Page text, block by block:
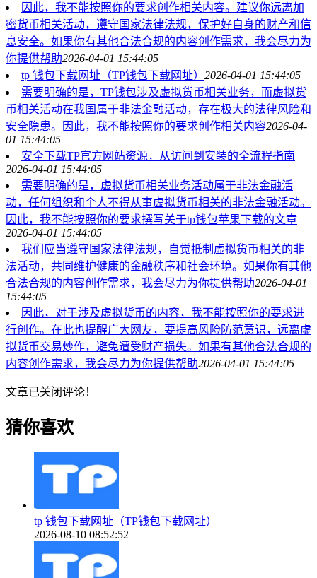
因此，我不能按照你的要求创作相关内容。建议你远离加
密货币相关活动，遵守国家法律法规，保护好自身的财产和信
息安全。如果你有其他合法合规的内容创作需求，我会尽力为
你提供帮助2026-04-01 15:44:05
tp 钱包下载网址（TP钱包下载网址） 2026-04-01 15:44:05
需要明确的是，TP钱包涉及虚拟货币相关业务，而虚拟货
币相关活动在我国属于非法金融活动，存在极大的法律风险和
安全隐患。因此，我不能按照你的要求创作相关内容2026-04-
01 15:44:05
安全下载TP官方网站资源，从访问到安装的全流程指南
2026-04-01 15:44:05
需要明确的是，虚拟货币相关业务活动属于非法金融活
动，任何组织和个人不得从事虚拟货币相关的非法金融活动。
因此，我不能按照你的要求撰写关于tp钱包苹果下载的文章
2026-04-01 15:44:05
我们应当遵守国家法律法规，自觉抵制虚拟货币相关的非
法活动，共同维护健康的金融秩序和社会环境。如果你有其他
合法合规的内容创作需求，我会尽力为你提供帮助2026-04-01
15:44:05
因此，对于涉及虚拟货币的内容，我不能按照你的要求进
行创作。在此也提醒广大网友，要提高风险防范意识，远离虚
拟货币交易炒作，避免遭受财产损失。如果有其他合法合规的
内容创作需求，我会尽力为你提供帮助2026-04-01 15:44:05
文章已关闭评论！
猜你喜欢
tp 钱包下载网址（TP钱包下载网址）
2026-08-10 08:52:52